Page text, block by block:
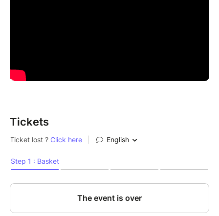
Tickets